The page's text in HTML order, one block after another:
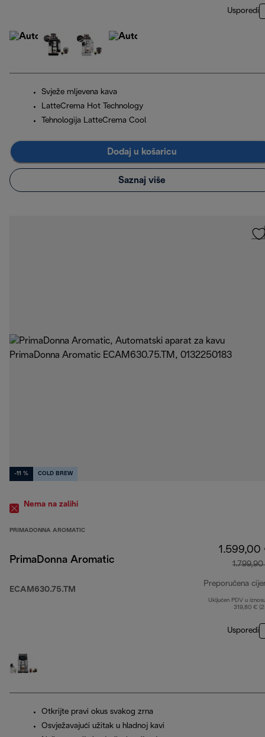
Usporedi
Svježe mljevena kava
LatteCrema Hot Technology
Tehnologija LatteCrema Cool
Dodaj u košaricu
Saznaj više
-11 % COLD BREW
Nema na zalihi
PRIMADONNA AROMATIC
PrimaDonna Aromatic
ECAM630.75.TM
1.599,00
Preporučena
Uključen PDV u
319,80 €
Usporedi
Otkrijte pravi okus svakog zrna
Osvježavajući užitak u hladnoj kavi